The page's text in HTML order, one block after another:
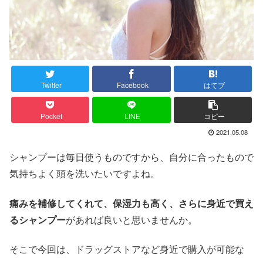
Twitter Facebook はてブ
Pocket LINE コピー
2021.05.08
シャンプーは毎日使うものですから、自分に合ったもので
気持ちよく頭を洗いたいですよね。
痛みを補修してくれて、保湿力も高く、さらに身近で買え
るシャンプーがあれば良いと思いませんか。
そこで今回は、ドラッグストアなど身近で購入が可能な